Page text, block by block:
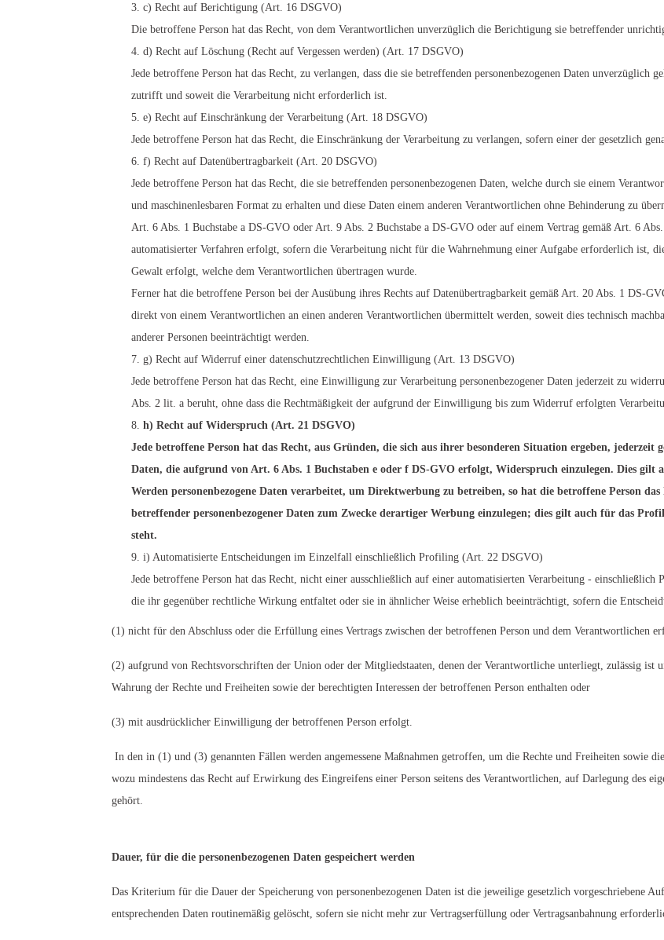
c) Recht auf Berichtigung (Art. 16 DSGVO)
Die betroffene Person hat das Recht, von dem Verantwortlichen unverzüglich die Berichtigung sie betreffender
d) Recht auf Löschung (Recht auf Vergessen werden) (Art. 17 DSGVO)
Jede betroffene Person hat das Recht, zu verlangen, dass die sie betreffenden personenbezogenen Daten unverzüglich
zutrifft und soweit die Verarbeitung nicht erforderlich ist.
e) Recht auf Einschränkung der Verarbeitung (Art. 18 DSGVO)
Jede betroffene Person hat das Recht, die Einschränkung der Verarbeitung zu verlangen, sofern einer der gesetzlich
f) Recht auf Datenübertragbarkeit (Art. 20 DSGVO)
Jede betroffene Person hat das Recht, die sie betreffenden personenbezogenen Daten, welche durch sie einem
und maschinenlesbaren Format zu erhalten und diese Daten einem anderen Verantwortlichen ohne Behinderung zu
Art. 6 Abs. 1 Buchstabe a DS-GVO oder Art. 9 Abs. 2 Buchstabe a DS-GVO oder auf einem Vertrag gemäß Art. 6
automatisierter Verfahren erfolgt, sofern die Verarbeitung nicht für die Wahrnehmung einer Aufgabe erforderlich ist,
Gewalt erfolgt, welche dem Verantwortlichen übertragen wurde.
Ferner hat die betroffene Person bei der Ausübung ihres Rechts auf Datenübertragbarkeit gemäß Art. 20 Abs. 1 DS-
direkt von einem Verantwortlichen an einen anderen Verantwortlichen übermittelt werden, soweit dies technisch
anderer Personen beeinträchtigt werden.
g) Recht auf Widerruf einer datenschutzrechtlichen Einwilligung (Art. 13 DSGVO)
Jede betroffene Person hat das Recht, eine Einwilligung zur Verarbeitung personenbezogener Daten jederzeit zu
Abs. 2 lit. a beruht, ohne dass die Rechtmäßigkeit der aufgrund der Einwilligung bis zum Widerruf erfolgten
h) Recht auf Widerspruch (Art. 21 DSGVO)
Jede betroffene Person hat das Recht, aus Gründen, die sich aus ihrer besonderen Situation ergeben, jederzeit
Daten, die aufgrund von Art. 6 Abs. 1 Buchstaben e oder f DS-GVO erfolgt, Widerspruch einzulegen. Dies gilt
Werden personenbezogene Daten verarbeitet, um Direktwerbung zu betreiben, so hat die betroffene Person
betreffender personenbezogener Daten zum Zwecke derartiger Werbung einzulegen; dies gilt auch für das
steht.
i) Automatisierte Entscheidungen im Einzelfall einschließlich Profiling (Art. 22 DSGVO)
Jede betroffene Person hat das Recht, nicht einer ausschließlich auf einer automatisierten Verarbeitung -
die ihr gegenüber rechtliche Wirkung entfaltet oder sie in ähnlicher Weise erheblich beeinträchtigt, sofern die
(1) nicht für den Abschluss oder die Erfüllung eines Vertrags zwischen der betroffenen Person und dem Verantwortlichen
(2) aufgrund von Rechtsvorschriften der Union oder der Mitgliedstaaten, denen der Verantwortliche unterliegt, zulässig ist
Wahrung der Rechte und Freiheiten sowie der berechtigten Interessen der betroffenen Person enthalten oder
(3) mit ausdrücklicher Einwilligung der betroffenen Person erfolgt.
In den in (1) und (3) genannten Fällen werden angemessene Maßnahmen getroffen, um die Rechte und Freiheiten sowie
wozu mindestens das Recht auf Erwirkung des Eingreifens einer Person seitens des Verantwortlichen, auf Darlegung des
gehört.
Dauer, für die die personenbezogenen Daten gespeichert werden
Das Kriterium für die Dauer der Speicherung von personenbezogenen Daten ist die jeweilige gesetzlich vorgeschriebene
entsprechenden Daten routinemäßig gelöscht, sofern sie nicht mehr zur Vertragserfüllung oder Vertragsanbahnung